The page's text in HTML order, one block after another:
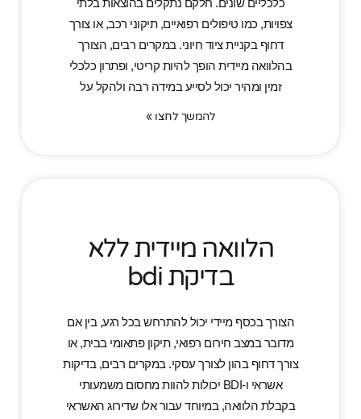
כלכליים שונים. חלקם נתקלים בהוצאות בלתי
צפויות, כמו טיפולים רפואיים, תיקוני רכב, או צורך
דחוף בקניית ציוד חיוני. במקרים רבים, הצורך
בהלוואה מיידית הופך להיות קריטי, ופתרון כלכלי
זמין ומהיר יכול לסייע במידה רבה ולהקל על
להמשך לחצו »
הלוואה מיידית ללא
בדיקת bdi
הצורך בכסף מיידי יכול להתרחש בכל רגע, בין אם
מדובר במצב חירום רפואי, תיקון פתאומי בבית, או
צורך דחוף בהון לצורך עסקי. במקרים רבים, בדיקות
אשראי ו-BDI יכולות להוות מחסום משמעותי
בקבלת הלוואה, במיוחד עבור אלו שדירוג האשראי